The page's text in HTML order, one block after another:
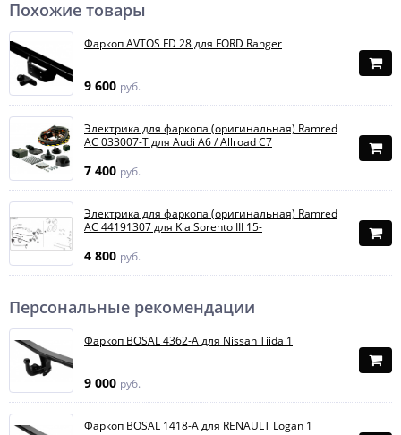
Похожие товары
Фаркоп AVTOS FD 28 для FORD Ranger
9 600 руб.
Электрика для фаркопа (оригинальная) Ramred
AC 033007-T для Audi A6 / Allroad C7
7 400 руб.
Электрика для фаркопа (оригинальная) Ramred
AC 44191307 для Kia Sorento III 15-
4 800 руб.
Персональные рекомендации
Фаркоп BOSAL 4362-A для Nissan Tiida 1
9 000 руб.
Фаркоп BOSAL 1418-A для RENAULT Logan 1